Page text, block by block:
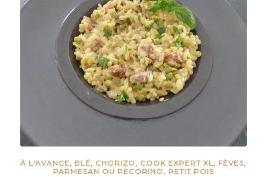
À L'AVANCE, BLÉ, CHORIZO, COOK EXPERT XL, FÈVES,
PARMESAN OU PECORINO, PETIT POIS